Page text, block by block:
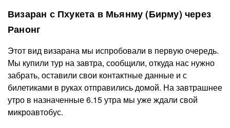
Визаран с Пхукета в Мьянму (Бирму) через
Ранонг
Этот вид визарана мы испробовали в первую очередь.
Мы купили тур на завтра, сообщили, откуда нас нужно
забрать, оставили свои контактные данные и с
билетиками в руках отправились домой. На завтрашнее
утро в назначенные 6.15 утра мы уже ждали свой
микроавтобус.